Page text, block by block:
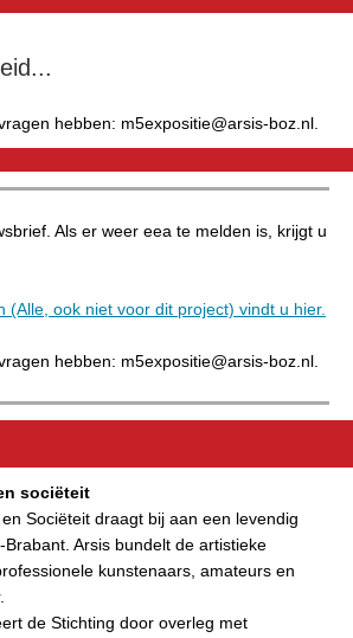
hebben: m5expositie@arsis-boz.nl.
Als er weer eea te melden is, krijgt u
(Alle, ook niet voor dit project) vindt u hier.
hebben: m5expositie@arsis-boz.nl.
sociëteit
Sociëteit draagt bij aan een levendig
Arsis bundelt de artistieke
kunstenaars, amateurs en
de Stichting door overleg met